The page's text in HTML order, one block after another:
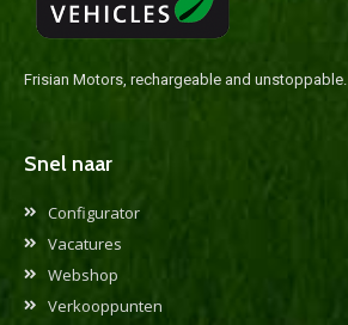
Frisian Motors, rechargeable and unstoppable.
Snel naar
Configurator
Vacatures
Webshop
Verkooppunten